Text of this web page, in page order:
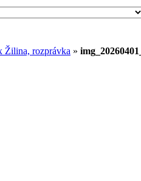
Žilina, rozprávka »